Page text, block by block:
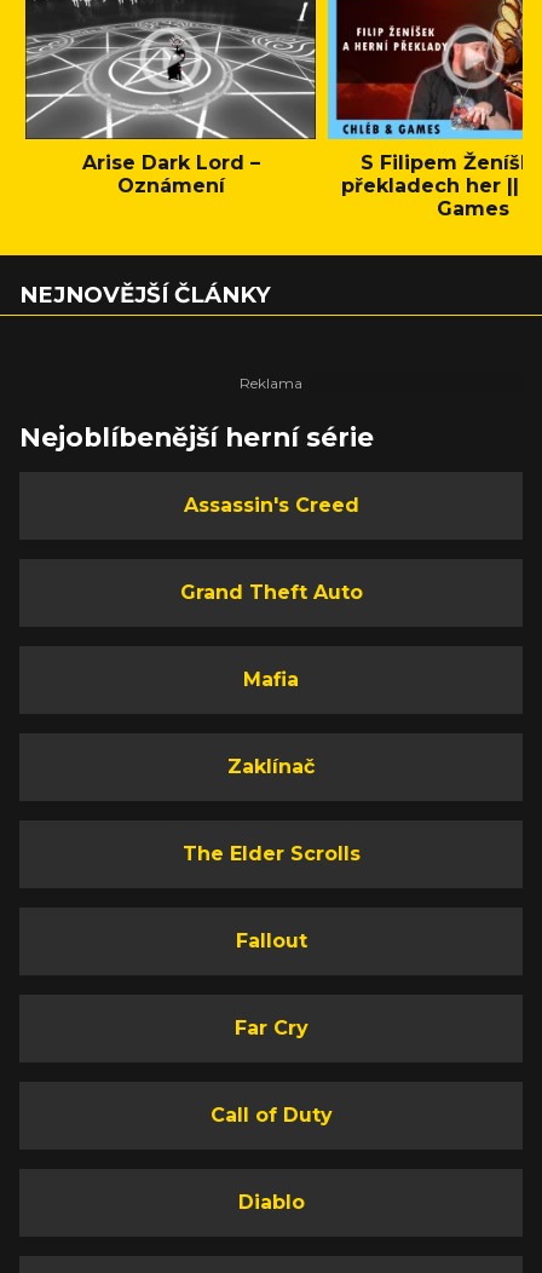
Arise Dark Lord –
Oznámení
S Filipem
překladech her ||
Games
NEJNOVĚJŠÍ ČLÁNKY
Nejoblíbenější herní série
Assassin's Creed
Grand Theft Auto
Mafia
Zaklínač
The Elder Scrolls
Fallout
Far Cry
Call of Duty
Diablo